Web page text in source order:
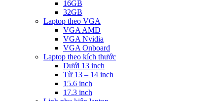
16GB
32GB
Laptop theo VGA
VGA AMD
VGA Nvidia
VGA Onboard
Laptop theo kích thước
Dưới 13 inch
Từ 13 – 14 inch
15.6 inch
17.3 inch